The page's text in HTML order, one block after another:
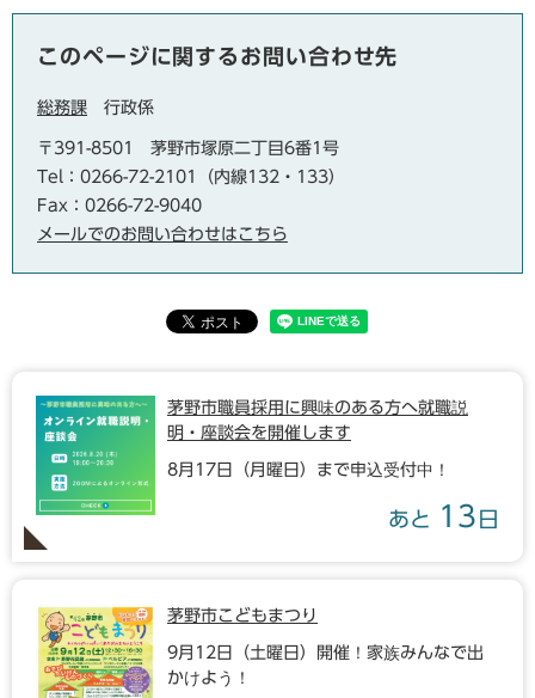
このページに関するお問い合わせ先
総務課 行政係
〒391-8501
茅野市塚原二丁目6番1号
Tel：0266-72-2101（内線132・133）
Fax：0266-72-9040
メールでのお問い合わせはこちら
茅野市職員採用に興味のある方へ就職説
明・座談会を開催します
8月17日（月曜日）まで申込受付中！
あと 13 日
茅野市こどもまつり
9月12日（土曜日）開催！家族みんなで出
かけよう！